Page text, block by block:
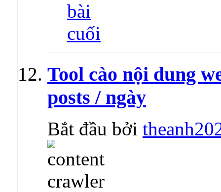
Tool cào nội dung
posts / ngày
Bắt đầu bởi